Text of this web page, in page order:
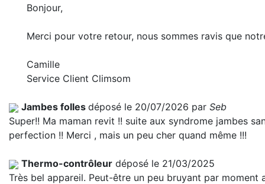
Bonjour,
Merci pour votre retour, nous sommes ravis que
Camille
Service Client Climsom
Jambes folles déposé le 20/07/2026 par Seb
Super!! Ma maman revit !! suite aux syndrome jambes
perfection !! Merci , mais un peu cher quand même !!!
Thermo-contrôleur déposé le 21/03/2025
Très bel appareil. Peut-être un peu bruyant par moment